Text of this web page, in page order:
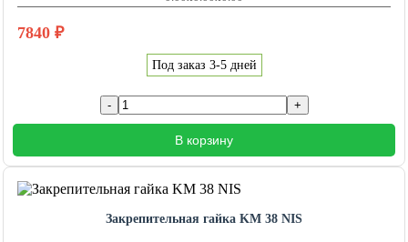
7840 ₽
Под заказ 3-5 дней
В корзину
Закрепительная гайка KM 38 NIS